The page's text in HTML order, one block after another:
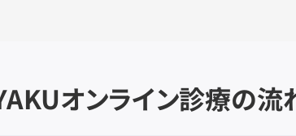
オンライン診療の流